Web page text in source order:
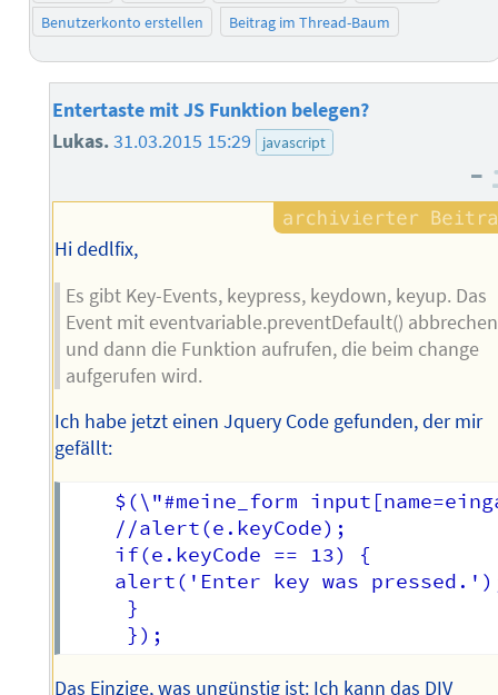
Benutzerkonto erstellen
Beitrag im Thread-Baum
Entertaste mit JS Funktion belegen?
Lukas.31.03.2015 15:29 javascript
–
Hi dedlfix,
Es gibt Key-Events, keypress, keydown, keyup. Das
Event mit eventvariable.preventDefault() abbrechen
und dann die Funktion aufrufen, die beim change
aufgerufen wird.
Ich habe jetzt einen Jquery Code gefunden, der mir
gefällt:
$(\"#meine_form
    //alert(e.keyCode);
    if(e.keyCode == 13) {
alert('Enter key was
     }
Das Einzige, was ungünstig ist: Ich kann das DIV